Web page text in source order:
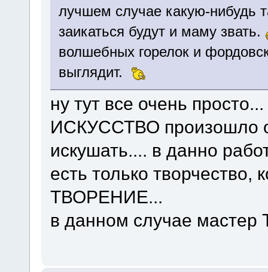
лучшем случае какую-нибудь
заикаться будут и маму звать.
волшебных горелок и
выглядит.
ну тут все очень
ИСКУССТВО произошло
искушать.... в данно
есть только творчество,
ТВОРЕНИЕ...
в данном случае